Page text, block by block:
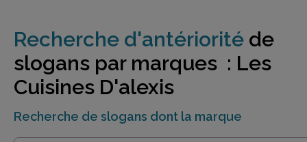
Recherche d'antériorité de
slogans par marques : Les
Cuisines D'alexis
Recherche de slogans dont la marque